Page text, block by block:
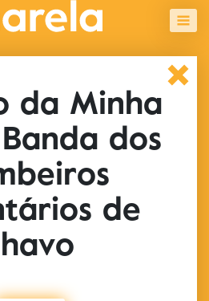
da Minha
dos
de